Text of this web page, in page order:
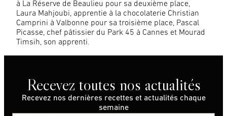
à La Réserve de Beaulieu pour sa deuxième place,
Laura Mahjoubi, apprentie à la chocolaterie Christian
Camprini à Valbonne pour sa troisième place, Pascal
Picasse, chef pâtissier du Park 45 à Cannes et Mourad
Timsih, son apprenti.
Recevez toutes nos actualités
Recevez nos dernières recettes et actualités chaque
semaine